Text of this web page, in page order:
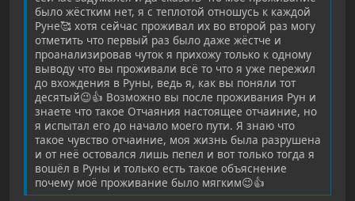
было жёстким нет, я с теплотой отношусь к каждой
Руне🥰 хотя сейчас проживал их во второй раз могу
отметить что первый раз было даже жёстче и
проанализировав чуток я прихожу только к одному
выводу что вы проживали всё то что я уже пережил
до вхождения в Руны, ведь я, как вы поняли тот
десятый😉👍 Возможно вы после проживания Рун и
знаете что такое Отчаяния настоящее отчаиние, но
я испытал его до начало моего пути. Я знаю что
такое чувство отчаиние, моя жизнь была разрушена
и от неё остовался лишь пепел и вот только тогда я
вошёл в Руны и только есть такое объяснение
почему моё проживание было мягким😉👍